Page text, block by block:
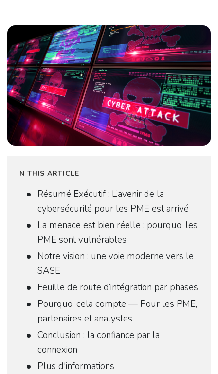
IN THIS ARTICLE
Résumé Exécutif : L’avenir de la
cybersécurité pour les PME est arrivé
La menace est bien réelle : pourquoi les
PME sont vulnérables
Notre vision : une voie moderne vers le
SASE
Feuille de route d’intégration par phases
Pourquoi cela compte — Pour les PME,
partenaires et analystes
Conclusion : la confiance par la
connexion
Plus d'informations